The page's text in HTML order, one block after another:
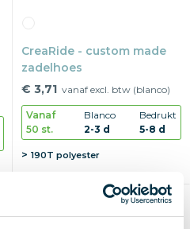
CreaRide - custom made
zadelhoes
€ 3,71 vanaf excl. btw (blanco)
Vanaf
50 st.
Blanco
2-3 d
Bedrukt
5-8 d
190T polyester